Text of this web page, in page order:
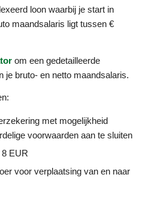
loon waarbij je start in
maandsalaris ligt tussen €
om een gedetailleerde
je bruto- en netto maandsalaris.
met mogelijkheid
voorwaarden aan te sluiten
EUR
voor verplaatsing van en naar